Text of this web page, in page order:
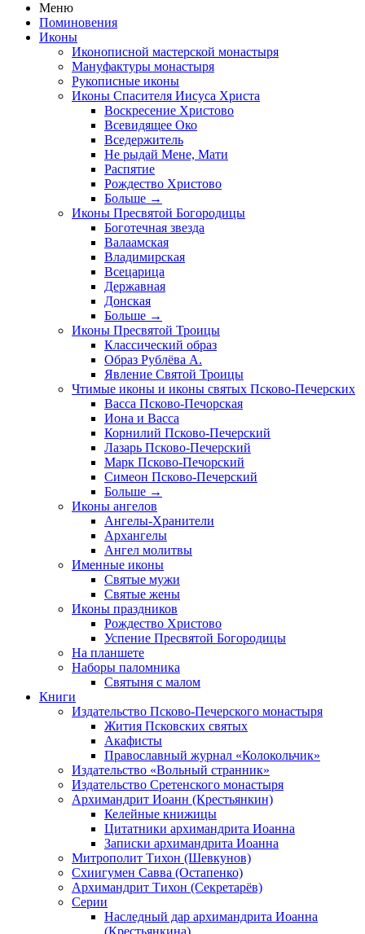
Меню
Поминовения
Иконы
Иконописной мастерской монастыря
Мануфактуры монастыря
Рукописные иконы
Иконы Спасителя Иисуса Христа
Воскресение Христово
Всевидящее Око
Вседержитель
Не рыдай Мене, Мати
Распятие
Рождество Христово
Больше →
Иконы Пресвятой Богородицы
Боготечная звезда
Валаамская
Владимирская
Всецарица
Державная
Донская
Больше →
Иконы Пресвятой Троицы
Классический образ
Образ Рублёва А.
Явление Святой Троицы
Чтимые иконы и иконы святых Псково-Печерских
Васса Псково-Печорская
Иона и Васса
Корнилий Псково-Печерский
Лазарь Псково-Печерский
Марк Псково-Печорский
Симеон Псково-Печерский
Больше →
Иконы ангелов
Ангелы-Хранители
Архангелы
Ангел молитвы
Именные иконы
Святые мужи
Святые жены
Иконы праздников
Рождество Христово
Успение Пресвятой Богородицы
На планшете
Наборы паломника
Святыня с малом
Книги
Издательство Псково-Печерского монастыря
Жития Псковских святых
Акафисты
Православный журнал «Колокольчик»
Издательство «Вольный странник»
Издательство Сретенского монастыря
Архимандрит Иоанн (Крестьянкин)
Келейные книжицы
Цитатники архимандрита Иоанна
Записки архимандрита Иоанна
Митрополит Тихон (Шевкунов)
Схиигумен Савва (Остапенко)
Архимандрит Тихон (Секретарёв)
Серии
Наследный дар архимандрита Иоанна
(Крестьянкина)